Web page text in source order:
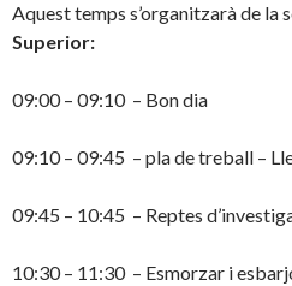
Aquest temps s’organitzarà de la
Superior:
09:00 – 09:10 – Bon dia
09:10 – 09:45 – pla de treball –
09:45 – 10:45 – Reptes
10:30 – 11:30 – Esmorzar i